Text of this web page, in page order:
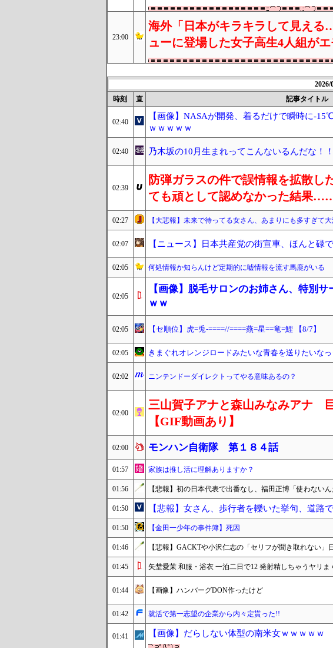
23:00
海外「日本がキラキラして見える
ューに登場した女子高生4人組が
2026/
時刻
直 記事タイトル
02:40
【画像】NASAが開発、着るだけで瞬時に-
ｗｗｗｗｗ
02:40 乃木坂の10月生まれってこんないるんだな！
02:39
防弾ガラスの件で誤情報を拡散し
ても頑として認めなかった結果
02:27 【大悲報】未来で待ってる女さん、あまりにも多すぎて
02:07 【ニュース】日本共産党の街宣車、ほんと碌
02:05 何処情報か知らんけど定期的に嘘情報を流す馬鹿がいる
02:05
【画像】脱毛サロンのお姉さん、特別
ｗｗ
02:05 【セ順位】虎=兎-====//====燕=星==竜=鯉 【8/7】
02:05 きまぐれオレンジロードみたいな青春を送りたいなっ
02:02 ニンテンドーダイレクトってやる意味あるの？
02:00
三山賀子アナと森山みなみアナ
【GIF動画あり】
02:00 モンハン自衛隊 第１８４話
01:57 家族は推し活に理解ありますか？
01:56 【悲報】初の日本代表で出番なし、福田正博「使わないん
01:50 【悲報】女さん、歩行者を轢いた挙句、道路
01:50 【金田一少年の事件簿】死因
01:46 【悲報】GACKTや小沢仁志の「セリフが聞き取れない
01:45 矢埜愛茉 和服・浴衣 一泊二日で12 発射精しちゃうヤリ
01:44 【画像】ハンバーグDON作ったけど
01:42 就活で第一志望の企業から内々定貰った!!
01:41 【画像】だらしない体型の南米女ｗｗｗｗｗ